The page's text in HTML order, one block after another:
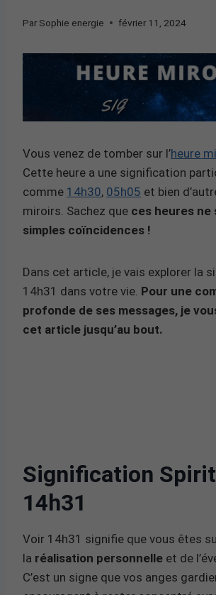
Par Sophie energie février 11, 2024
Vous venez de tomber sur l’heure
Cette heure a une signification
comme 14h30, 05h05 et bien
miroirs. Sachez que ces heures ne
simples coïncidences !
Dans cet article, je vais explorer la
14h31 dans votre vie. Pour une
profonde de ses messages, je
cet article jusqu’au bout.
Signification
14h31
Voir 14h31 signifie que vous êtes
la réalisation personnelle et de
C’est un signe que vos anges